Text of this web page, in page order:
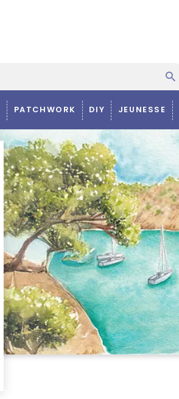
PATCHWORK DIY JEUNESSE